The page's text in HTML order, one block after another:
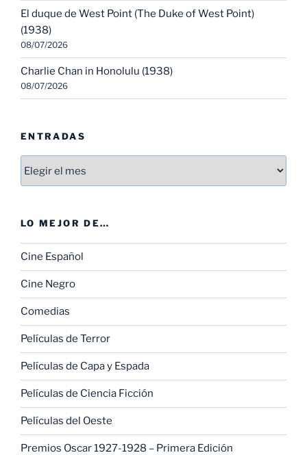
El duque de West Point (The Duke of West Point)
(1938)
08/07/2026
Charlie Chan in Honolulu (1938)
08/07/2026
ENTRADAS
LO MEJOR DE…
Cine Español
Cine Negro
Comedias
Películas de Terror
Películas de Capa y Espada
Películas de Ciencia Ficción
Películas del Oeste
Premios Oscar 1927-1928 – Primera Edición